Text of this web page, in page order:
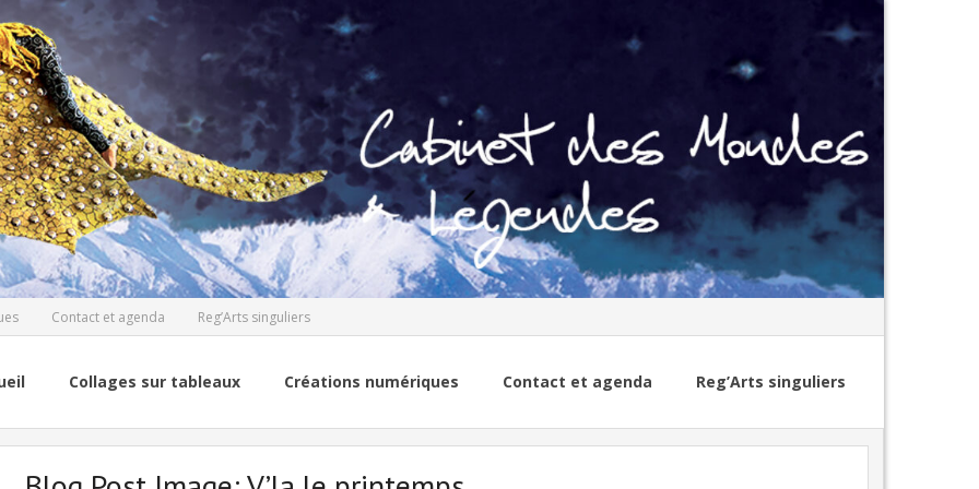
Contact et agenda Reg’Arts singuliers
Collages sur tableaux Créations numériques Contact et agenda Reg’Arts singuliers